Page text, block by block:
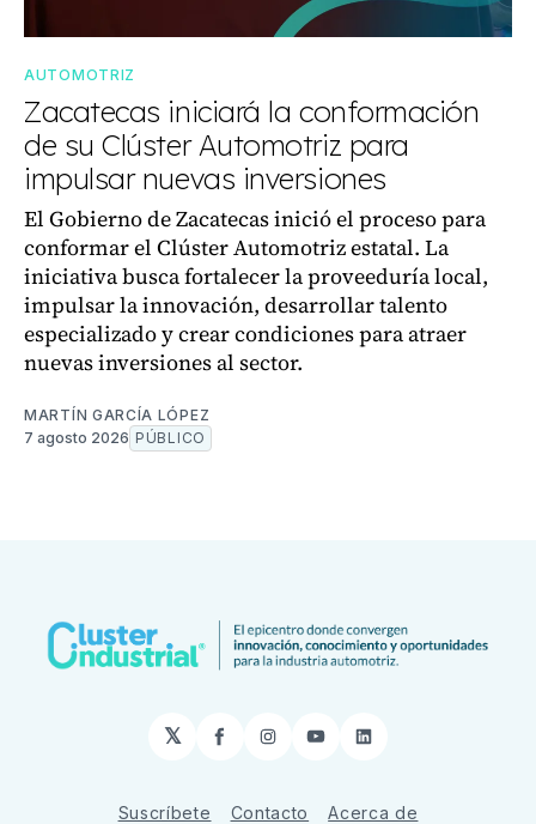
AUTOMOTRIZ
Zacatecas iniciará la conformación
de su Clúster Automotriz para
impulsar nuevas inversiones
El Gobierno de Zacatecas inició el proceso para
conformar el Clúster Automotriz estatal. La
iniciativa busca fortalecer la proveeduría local,
impulsar la innovación, desarrollar talento
especializado y crear condiciones para atraer
nuevas inversiones al sector.
MARTÍN GARCÍA LÓPEZ
7 agosto 2026 PÚBLICO
𝕏 Facebook
Instagram
YouTubeLinkedIn
Suscríbete Contacto Acerca de